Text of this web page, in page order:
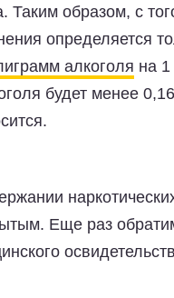
Таким образом, с
определяется
алкоголя на
будет менее
Еще раз